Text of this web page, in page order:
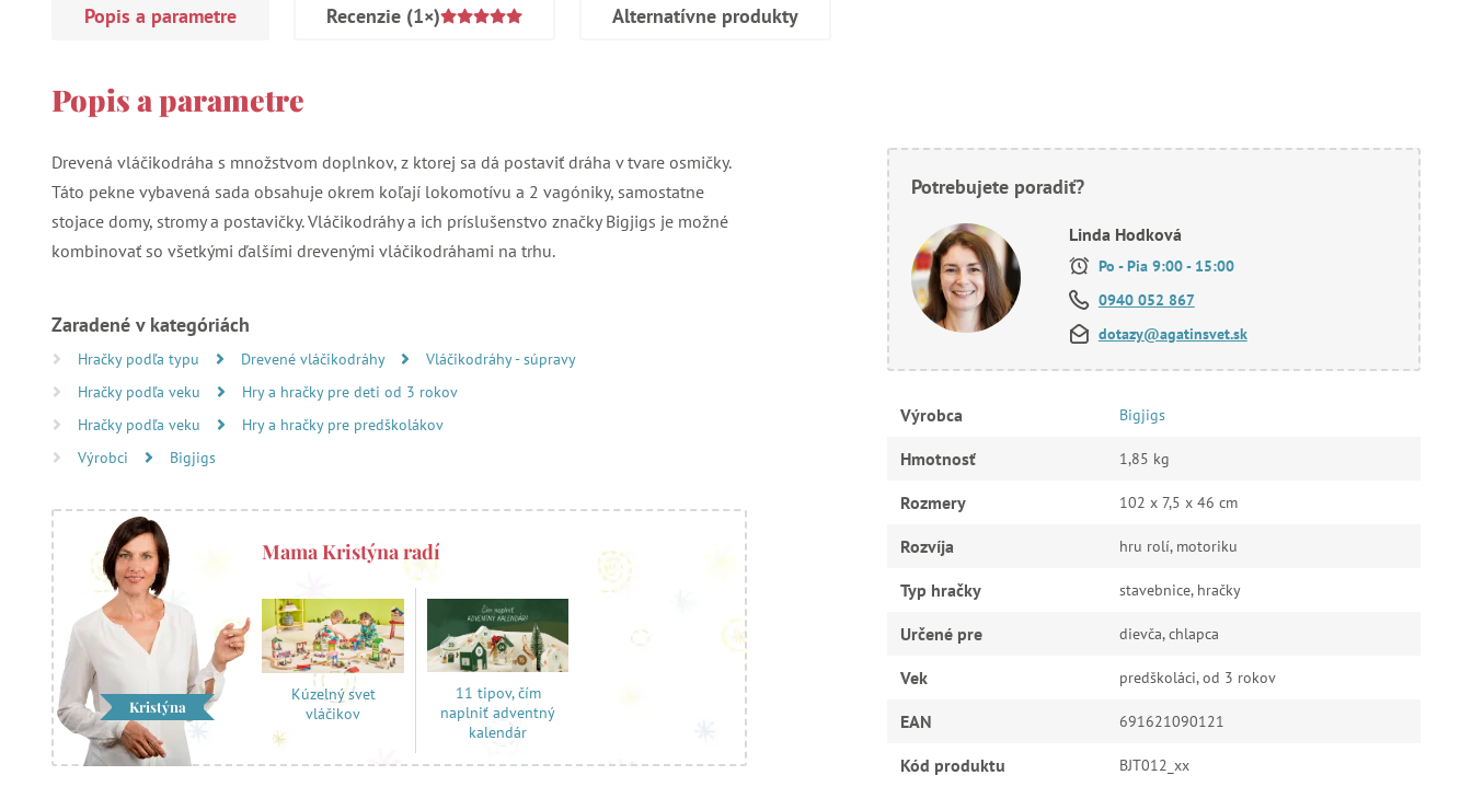
Popis a parametre Recenzie (1×) Alternatívne produkty
Popis a parametre
Drevená vláčikodráha s množstvom doplnkov, z ktorej sa dá postaviť dráha v tvare osmičky.
Táto pekne vybavená sada obsahuje okrem koľají lokomotívu a 2 vagóniky, samostatne
stojace domy, stromy a postavičky. Vláčikodráhy a ich príslušenstvo značky Bigjigs je možné
kombinovať so všetkými ďalšími drevenými vláčikodráhami na trhu.
Zaradené v kategóriách
Hračky podľa typu Drevené vláčikodráhy
Vláčikodráhy - súpravy
Hračky podľa veku
Hry a hračky pre deti od 3 rokov
Hračky podľa veku
Hry a hračky pre predškolákov
Výrobci
Bigjigs
Kristýna
Mama Kristýna radí
Kúzelný svet
vláčikov
11 tipov, čím
naplniť adventný
kalendár
Potrebujete poradiť?
Linda Hodková
Po - Pia 9:00 - 15:00
0940 052 867
dotazy@agatinsvet.sk
Výrobca Bigjigs
Hmotnosť 1,85 kg
Rozmery 102 x 7,5 x 46 cm
Rozvíja hru rolí, motoriku
Typ hračky stavebnice, hračky
Určené pre dievča, chlapca
Vek predškoláci, od 3 rokov
EAN 691621090121
Kód produktu BJT012_xx